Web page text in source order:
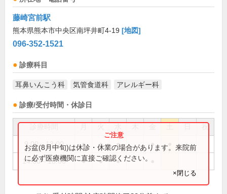
藤崎宮前駅
熊本県熊本市中央区南坪井町4-19 [地図]
096-352-1521
診療科目
耳鼻いんこう科 気管食道科 アレルギー科
診療/受付時間・休診日
祝
9:00～13:00 ● ● ● ●
14:30～18:00 ● ● ●
お盆(8月中旬)は休診・休業の場合があります。来院前
に必ず医療機関に直接ご確認ください。
×閉じる